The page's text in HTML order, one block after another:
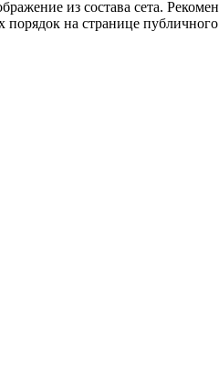
из состава сета.
на странице